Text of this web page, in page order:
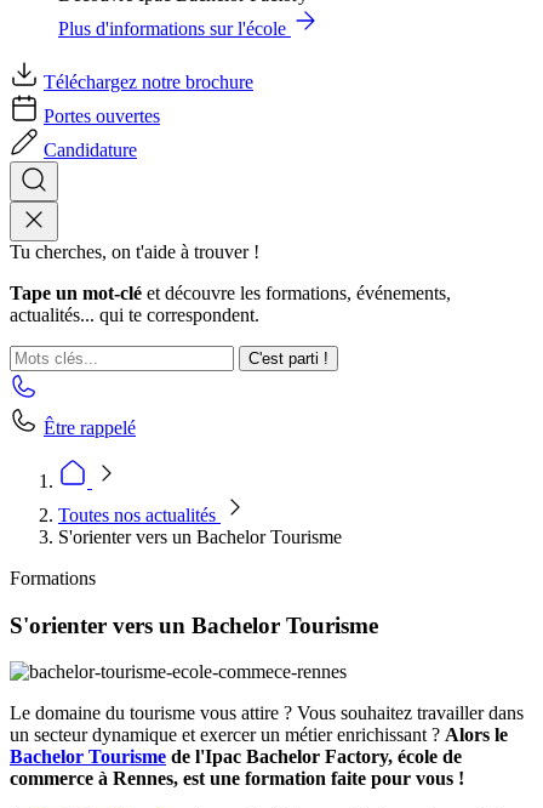
Plus d'informations sur l'école
Téléchargez notre brochure
Portes ouvertes
Candidature
Tu cherches, on t'aide à trouver !
Tape un mot-clé et découvre les formations, événements,
actualités... qui te correspondent.
C'est parti !
Être rappelé
Toutes nos actualités
S'orienter vers un Bachelor Tourisme
Formations
S'orienter vers un Bachelor Tourisme
Le domaine du tourisme vous attire ? Vous souhaitez travailler dans
un secteur dynamique et exercer un métier enrichissant ? Alors le
Bachelor Tourisme de l'Ipac Bachelor Factory, école de
commerce à Rennes, est une formation faite pour vous !